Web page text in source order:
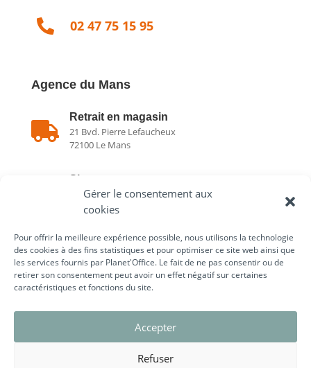
Gérer le consentement aux
cookies
Pour offrir la meilleure expérience possible, nous utilisons la technologie
des cookies à des fins statistiques et pour optimiser ce site web ainsi que
les services fournis par Planet'Office. Le fait de ne pas consentir ou de
retirer son consentement peut avoir un effet négatif sur certaines
caractéristiques et fonctions du site.
Accepter
Refuser
 02 47 75 15 95
Agence du Mans

Retrait en magasin
21 Bvd. Pierre Lefaucheux
72100 Le Mans
Showroom
21 Bvd. Pierre Lefaucheux
72100 Le Mans
 02 43 75 78 75